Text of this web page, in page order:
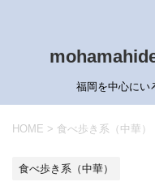
福岡を中心にい
HOME > 食べ歩き系（中華）
食べ歩き系（中華）